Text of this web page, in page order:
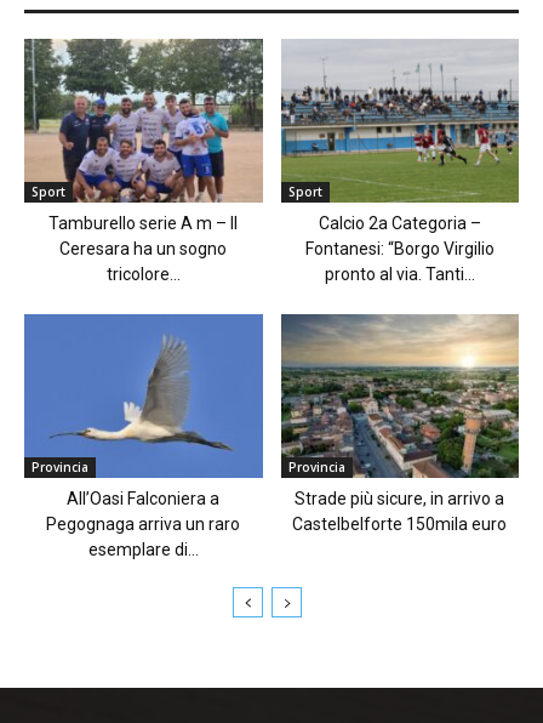
Sport
Tamburello serie A m – Il
Ceresara ha un sogno
tricolore...
Sport
Calcio 2a Categoria –
Fontanesi: “Borgo Virgilio
pronto al via. Tanti...
Provincia
All’Oasi Falconiera a
Pegognaga arriva un raro
esemplare di...
Provincia
Strade più sicure, in arrivo a
Castelbelforte 150mila euro